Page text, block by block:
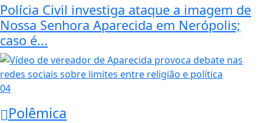
Polícia Civil investiga ataque a imagem de
Nossa Senhora Aparecida em Nerópolis;
caso é...
04
Polêmica